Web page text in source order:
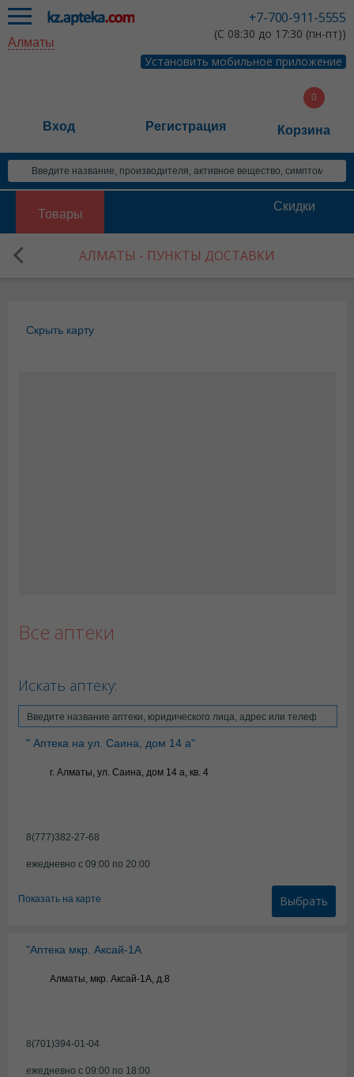
+7-700-911-5555
(С 08:30 до 17:30 (пн-пт))
Установить мобильное приложение
Алматы
Вход Регистрация Корзина
Товары
Скидки
АЛМАТЫ - ПУНКТЫ ДОСТАВКИ
Скрыть карту
Все аптеки
Искать аптеку:
" Аптека на ул. Саина, дом 14 а"
г. Алматы, ул. Саина, дом 14 а, кв. 4
8(777)382-27-68
ежедневно с 09:00 по 20:00
Показать на карте Выбрать
"Аптека мкр. Аксай-1А
Алматы, мкр. Аксай-1А, д.8
8(701)394-01-04
ежедневно с 09:00 по 18:00